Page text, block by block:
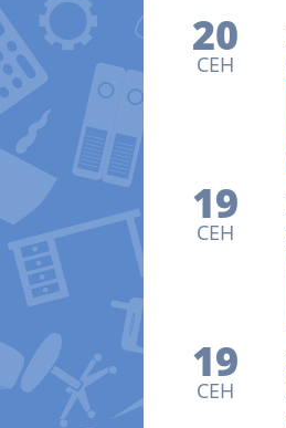
20
СЕН
19
СЕН
19
СЕН